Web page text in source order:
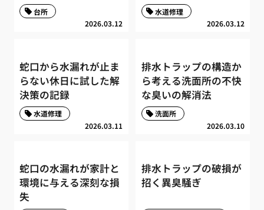
2026.03.12
台所
2026.03.12
水道修理
蛇口から水漏れが止ま
らない休日に試した解
決策の記録
2026.03.11
水道修理
排水トラップの構造か
ら考える洗面所の不快
な臭いの解消法
2026.03.10
洗面所
蛇口の水漏れが家計と
環境に与える深刻な損
失
排水トラップの破損が
招く異臭騒ぎ